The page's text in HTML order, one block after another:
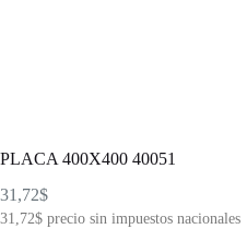
PLACA 400X400 40051
31,72$
31,72$ precio sin impuestos nacionales